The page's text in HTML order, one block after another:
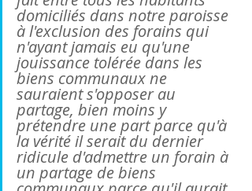
domiciliés dans notre paroisse
à l'exclusion des forains qui
n'ayant jamais eu qu'une
jouissance tolérée dans les
biens communaux ne
sauraient s'opposer au
partage, bien moins y
prétendre une part parce qu'à
la vérité il serait du dernier
ridicule d'admettre un forain à
un partage de biens